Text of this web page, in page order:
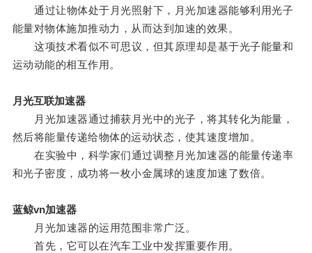
通过让物体处于月光照射下，月光加速器能够利用光子
能量对物体施加推动力，从而达到加速的效果。
这项技术看似不可思议，但其原理却是基于光子能量和
运动动能的相互作用。
月光互联加速器
月光加速器通过捕获月光中的光子，将其转化为能量，
然后将能量传递给物体的运动状态，使其速度增加。
在实验中，科学家们通过调整月光加速器的能量传递率
和光子密度，成功将一枚小金属球的速度加速了数倍。
蓝鲸vn加速器
月光加速器的运用范围非常广泛。
首先，它可以在汽车工业中发挥重要作用。